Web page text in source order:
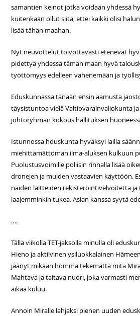
samantien keinot jotka voidaan yhdessä
kuitenkaan ollut siitä, ettei kaikki olisi
lisää tähän maahan.
Nyt neuvottelut toivottavasti etenevät
pidettyä yhdessä tämän maan hyvä
työttömyys edelleen vähenemään ja
Eduskunnassa tänään ensin aamusta
täysistuntoa vielä Valtiovarainvaliokunta
johtoryhmän kokous hallituksen
Istunnossa hduskunta hyväksyi lailla
miehittämättömän ilma-aluksen kulkuun
Puolustusvoimille poliisin rinnalla lisää
dronejen ja muiden vastaavien käyttöön.
näiden laitteiden rekisteröintivelvoitetta ja
laajemminkin tukea. Asian kanssa syytä
….
Tällä viikolla TET-jaksolla minulla oli
Hieno ja aktiivinen ysiluokkalainen
jäänyt mikään homma tekemättä mitä
Mahtava ja taitava nuori, joka varmasti
aikaa kuluu.
Annoin Miralle lahjaksi pienen uuden